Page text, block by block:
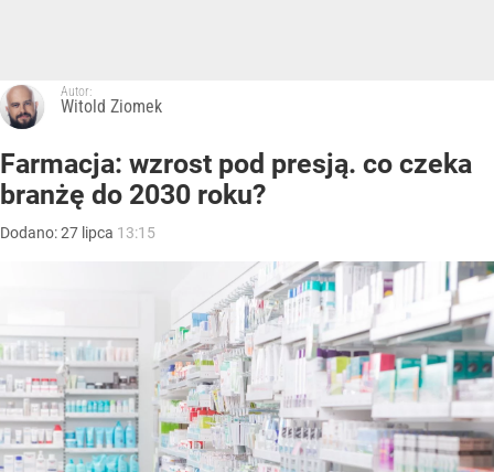
Autor:
Witold Ziomek
Farmacja: wzrost pod presją. co czeka
branżę do 2030 roku?
Dodano:27 lipca 13:15